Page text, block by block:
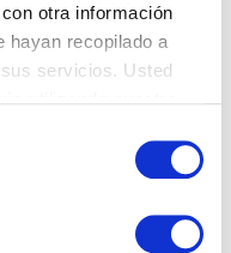
otra información
hayan recopilado a
servicios. Usted